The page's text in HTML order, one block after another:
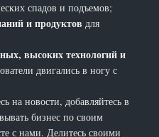
спадов и подъемов;
и продуктов для
высоких технологий и
двигались в ногу с
на новости, добавляйтесь в
бизнес по своим
с нами. Делитесь своими